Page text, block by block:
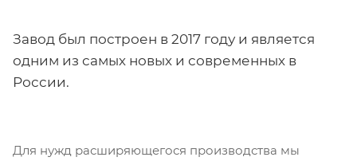
Завод был построен в 2017 году и является
одним из самых новых и современных в
России.
Для нужд расширяющегося производства мы